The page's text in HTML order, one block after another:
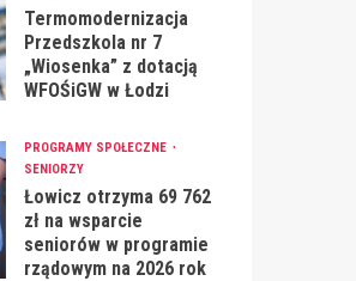
Termomodernizacja
Przedszkola nr 7
„Wiosenka” z dotacją
WFOŚiGW w Łodzi
PROGRAMY SPOŁECZNE
SENIORZY
Łowicz otrzyma 69 762
zł na wsparcie
seniorów w programie
rządowym na 2026 rok